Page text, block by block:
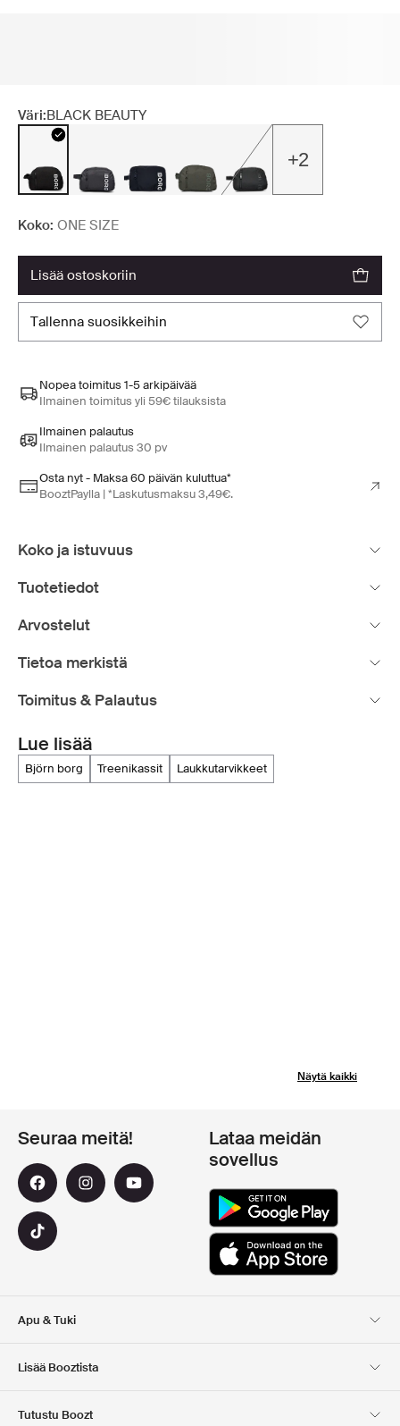
Väri:BLACK BEAUTY
+2
Koko: ONE SIZE
lisää ostoskoriin
tallenna suosikkeihin
Nopea toimitus 1-5 arkipäivää
Ilmainen toimitus yli 59€ tilauksista
Ilmainen palautus
Ilmainen palautus 30 pv
Osta nyt - Maksa 60 päivän kuluttua*
BooztPaylla | *Laskutusmaksu 3,49€.
Koko ja istuvuus
Tuotetiedot
Arvostelut
Tietoa merkistä
Toimitus & Palautus
Lue lisää
björn borg treenikassit laukkutarvikkeet
Näytä kaikki
Apu & Tuki
Lisää Booztista
Tutustu Boozt
Seuraa meitä!
Lataa meidän
sovellus